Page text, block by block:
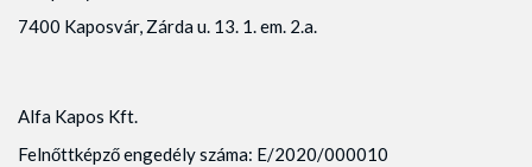
7400 Kaposvár, Zárda u. 13. 1. em. 2.a.
Alfa Kapos Kft.
Felnőttképző engedély száma: E/2020/000010